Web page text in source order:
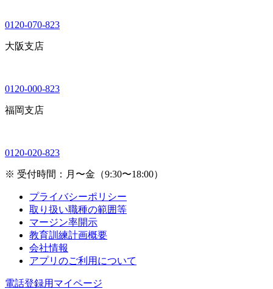
0120-070-823
大阪支店
0120-000-823
福岡支店
0120-020-823
※ 受付時間：月〜金（9:30〜18:00）
プライバシーポリシー
取り扱い職種の範囲等
マージン率開示
教育訓練計画概要
会社情報
アプリのご利用について
電話登録用マイページ